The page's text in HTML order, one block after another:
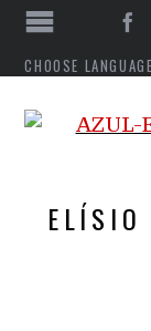
CHOOSE LANGUAGE